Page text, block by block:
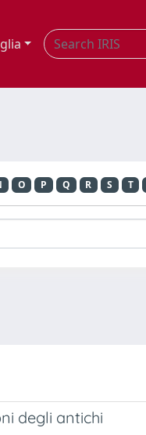
O P Q R S T
degli antichi